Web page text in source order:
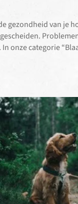
gezondheid van je
onze categorie